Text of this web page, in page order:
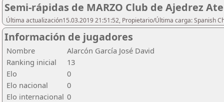
Semi-rápidas de MARZO Club de Ajedrez
Última actualización15.03.2019 21:51:52, Propietario/Última carga: Spanish
Información de jugadores
Nombre
Alarcón García José David
Ranking inicial
13
Elo
0
Elo nacional
0
Elo internacional 0